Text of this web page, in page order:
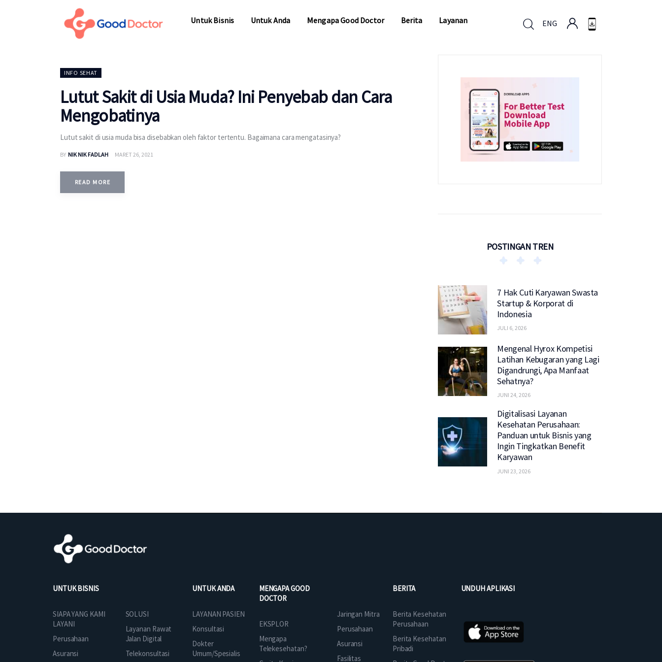
Untuk Bisnis Untuk Anda Mengapa Good Doctor Berita Layanan ENG
INFO SEHAT
Lutut Sakit di Usia Muda? Ini Penyebab dan Cara
Mengobatinya
Lutut sakit di usia muda bisa disebabkan oleh faktor tertentu. Bagaimana cara mengatasinya?
BY NIK NIK FADLAH MARET 26, 2021
READ MORE
POSTINGAN TREN
7 Hak Cuti Karyawan Swasta
Startup & Korporat di
Indonesia
JULI 6, 2026
Mengenal Hyrox Kompetisi
Latihan Kebugaran yang Lagi
Digandrungi, Apa Manfaat
Sehatnya?
JUNI 24, 2026
Digitalisasi Layanan
Kesehatan Perusahaan:
Panduan untuk Bisnis yang
Ingin Tingkatkan Benefit
Karyawan
JUNI 23, 2026
UNTUK BISNIS
SIAPA YANG KAMI
LAYANI
Perusahaan
Asuransi
SOLUSI
Layanan Rawat
Jalan Digital
Telekonsultasi
UNTUK ANDA
LAYANAN PASIEN
Konsultasi
Dokter
Umum/Spesialis
MENGAPA GOOD
DOCTOR
EKSPLOR
Mengapa
Telekesehatan?
Jaringan Mitra
Perusahaan
Asuransi
Fasilitas
BERITA
Berita Kesehatan
Perusahaan
Berita Kesehatan
Pribadi
UNDUH APLIKASI